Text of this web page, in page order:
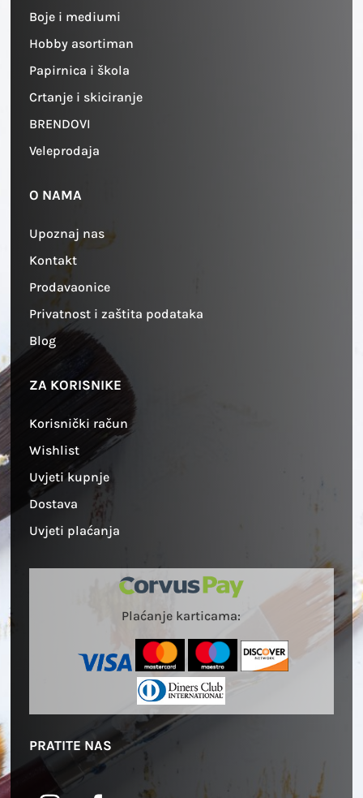
Boje i mediumi
Hobby asortiman
Papirnica i škola
Crtanje i skiciranje
BRENDOVI
Veleprodaja
O NAMA
Upoznaj nas
Kontakt
Prodavaonice
Privatnost i zaštita podataka
Blog
ZA KORISNIKE
Korisnički račun
Wishlist
Uvjeti kupnje
Dostava
Uvjeti plaćanja
Plaćanje karticama:
PRATITE NAS